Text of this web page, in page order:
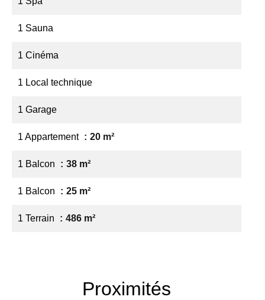
1 Sauna
1 Cinéma
1 Local technique
1 Garage
1 Appartement 20 m²
1 Balcon 38 m²
1 Balcon 25 m²
1 Terrain 486 m²
Proximités